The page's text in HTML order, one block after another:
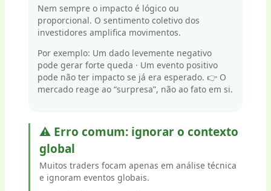
Nem sempre o impacto é lógico ou
proporcional. O sentimento coletivo dos
investidores amplifica movimentos.
Por exemplo: Um dado levemente negativo
pode gerar forte queda · Um evento positivo
pode não ter impacto se já era esperado. 👉 O
mercado reage ao “surpresa”, não ao fato em si.
⚠️ Erro comum: ignorar o contexto
global
Muitos traders focam apenas em análise técnica
e ignoram eventos globais.